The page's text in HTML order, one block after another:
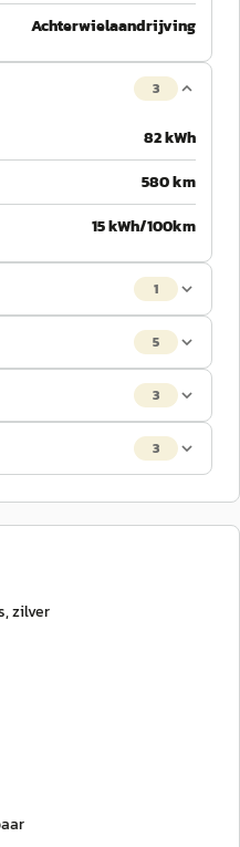
Achterwielaandrijving
3
82 kWh
580 km
15 kWh/100km
1
5
3
3
zilver